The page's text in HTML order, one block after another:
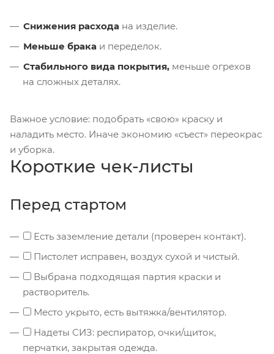
Снижения расхода на изделие.
Меньше брака и переделок.
Стабильного вида покрытия, меньше огрехов
на сложных деталях.
Важное условие: подобрать «свою» краску и
наладить место. Иначе экономию «съест» переокрас
и уборка.
Короткие чек-листы
Перед стартом
Есть заземление детали (проверен контакт).
Пистолет исправен, воздух сухой и чистый.
Выбрана подходящая партия краски и
растворитель.
Место укрыто, есть вытяжка/вентилятор.
Надеты СИЗ: респиратор, очки/щиток,
перчатки, закрытая одежда.